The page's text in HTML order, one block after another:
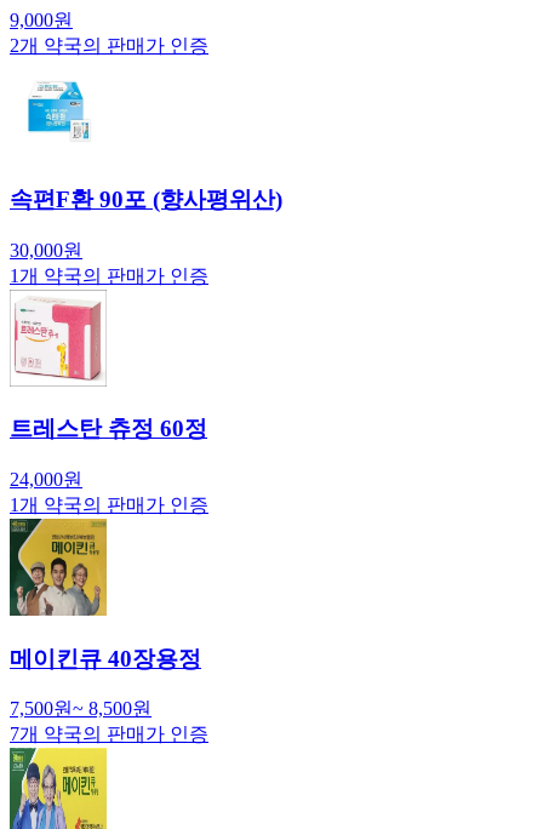
9,000원
2개 약국의 판매가 인증
속편F환 90포 (향사평위산)
30,000원
1개 약국의 판매가 인증
트레스탄 츄정 60정
24,000원
1개 약국의 판매가 인증
메이킨큐 40장용정
7,500원~ 8,500원
7개 약국의 판매가 인증